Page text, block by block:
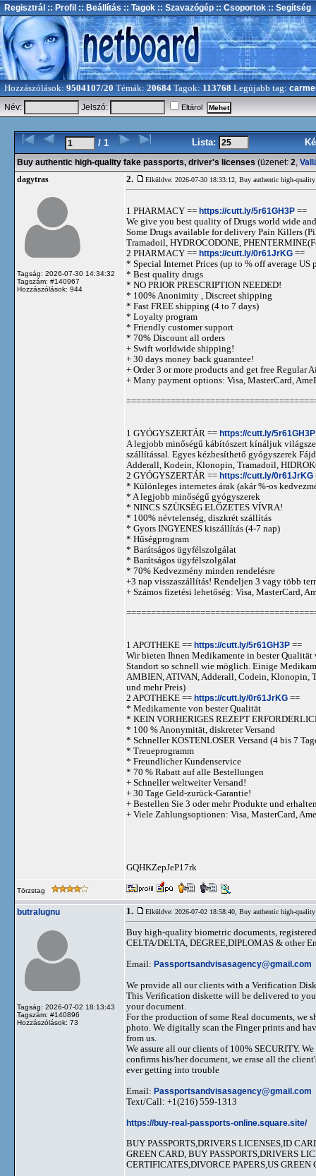
Regisztrál :: Profil :: Beállítás :: Tagok :: Szavazógép :: Csoportok :: Segítség
Hozzászólások: 9504107/20 Témák: 20684 Tagok: 113768 Legújabb tag:
Név:
Jelszó: Eltárol
/ 1 Lista:
Buy authentic high-quality fake passports, driver's licenses (üzenet: 2,
dagytras
Tagság: 2026-07-30 14:34:32
Tagszám: #140967
Hozzászólások: 944
2. Elküldve: 2026-07-30 18:33:12, Buy authentic high-quality
1 PHARMACY == https://cutt.ly/5r61GH3P ==
We give you best quality of Drugs world wide
Some Drugs available for delivery Pain Killers
Tramadoil, HYDROCODONE,
2 PHARMACY == https://cutt.ly/0r61JrKG ==
* Special Internet Prices (up to % off average US
* Best quality drugs
* NO PRIOR PRESCRIPTION NEEDED!
* 100% Anonimity , Discreet shipping
* Fast FREE shipping (4 to 7 days)
* Loyalty program
* Friendly customer support
* 70% Discount all orders
+ Swift worldwide shipping!
+ 30 days money back guarantee!
+ Order 3 or more products and get free Regular
+ Many payment options: Visa, MasterCard,
1 GYÓGYSZERTÁR == https://cutt.ly/5r61GH3P
A legjobb minőségű kábítószert kínáljuk
szállítással. Egyes kézbesíthető gyógyszerek
Adderall, Kodein, Klonopin, Tramadoil,
2 GYÓGYSZERTÁR == https://cutt.ly/0r61JrKG
* Különleges internetes árak (akár %-os
* A legjobb minőségű gyógyszerek
* NINCS SZÜKSÉG ELŐZETES VÍVRA!
* 100% névtelenség, diszkrét szállítás
* Gyors INGYENES kiszállítás (4-7 nap)
* Hűségprogram
* Barátságos ügyfélszolgálat
* Barátságos ügyfélszolgálat
* 70% Kedvezmény minden rendelésre
+3 nap visszaszállítás! Rendeljen 3 vagy több
+ Számos fizetési lehetőség: Visa, MasterCard,
1 APOTHEKE == https://cutt.ly/5r61GH3P ==
Wir bieten Ihnen Medikamente in bester
Standort so schnell wie möglich. Einige
AMBIEN, ATIVAN, Adderall, Codein, Klonopin,
und mehr Preis)
2 APOTHEKE == https://cutt.ly/0r61JrKG ==
* Medikamente von bester Qualität
* KEIN VORHERIGES REZEPT
* 100 % Anonymität, diskreter Versand
* Schneller KOSTENLOSER Versand (4 bis 7
* Treueprogramm
* Freundlicher Kundenservice
* 70 % Rabatt auf alle Bestellungen
+ Schneller weltweiter Versand!
+ 30 Tage Geld-zurück-Garantie!
+ Bestellen Sie 3 oder mehr Produkte und
+ Viele Zahlungsoptionen: Visa, MasterCard,
GQHKZepJeP17rk
Törzstag
butralugnu
Tagság: 2026-07-02 18:13:43
Tagszám: #140896
Hozzászólások: 73
1. Elküldve: 2026-07-02 18:58:40, Buy authentic high-quality
Buy high-quality biometric documents,
CELTA/DELTA, DEGREE,DIPLOMAS & other
Email: Passportsandvisasagency@gmail.com
We provide all our clients with a Verification
This Verification diskette will be delivered to
your document.
For the production of some Real documents, we
photo. We digitally scan the Finger prints and
from us.
We assure all our clients of 100% SECURITY.
confirms his/her document, we erase all the
ever getting into trouble
Email: Passportsandvisasagency@gmail.com
Text/Call: +1(216) 559-1313
https://buy-real-passports-online.square.site/
BUY PASSPORTS,DRIVERS LICENSES,ID
GREEN CARD, BUY PASSPORTS,DRIVERS
CERTIFICATES,DIVORCE PAPERS,US GREEN